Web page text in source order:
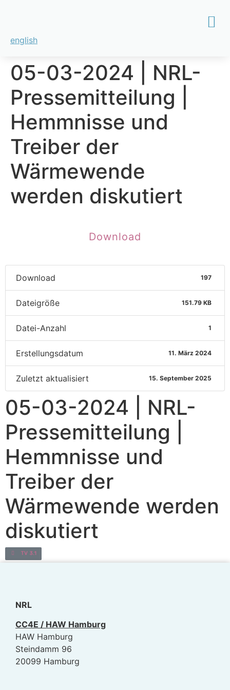
english
05-03-2024 | NRL-
Pressemitteilung |
Hemmnisse und
Treiber der
Wärmewende
werden diskutiert
Download
Download 197
Dateigröße 151.79 KB
Datei-Anzahl 1
Erstellungsdatum 11. März 2024
Zuletzt aktualisiert 15. September 2025
05-03-2024 | NRL-
Pressemitteilung |
Hemmnisse und
Treiber der
Wärmewende werden
diskutiert
TV 3.1
NRL
CC4E / HAW Hamburg
HAW Hamburg
Steindamm 96
20099 Hamburg